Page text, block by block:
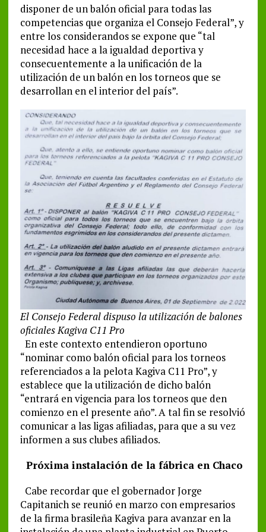
disponer de un balón oficial para todas las
competencias que organiza el Consejo Federal”, y
entre los considerandos se expone que “tal
necesidad hace a la igualdad deportiva y
consecuentemente a la unificación de la
utilización de un balón en los torneos que se
desarrollan en el interior del país”.
El Consejo Federal dispuso la utilización de balones
oficiales Kagiva C11 Pro
En este contexto entendieron oportuno
“nominar como balón oficial para los torneos
referenciados a la pelota Kagiva C11 Pro”, y
establece que la utilización de dicho balón
“entrará en vigencia para los torneos que den
comienzo en el presente año”. A tal fin se resolvió
comunicar a las ligas afiliadas, para que a su vez
informen a sus clubes afiliados.
Próxima instalación de la fábrica en Chaco
Cabe recordar que el gobernador Jorge
Capitanich se reunió en marzo con empresarios
de la firma brasileña Kagiva para avanzar en la